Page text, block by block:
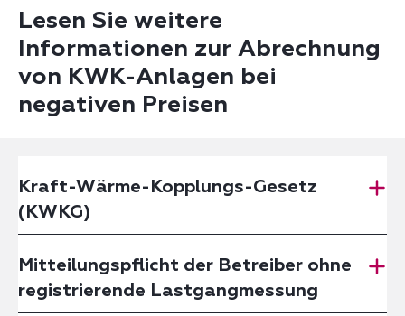
Lesen Sie weitere
Informationen zur Abrechnung
von KWK-Anlagen bei
negativen Preisen
Kraft-Wärme-Kopplungs-Gesetz
(KWKG)
Mitteilungspflicht der Betreiber ohne
registrierende Lastgangmessung